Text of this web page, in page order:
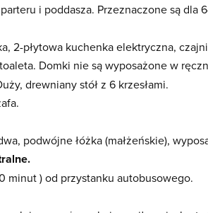
i poddasza. Przeznaczone są dla
2-płytowa kuchenka elektryczna,
Domki nie są wyposażone w
drewniany stół z 6 krzesłami.
podwójne łóżka (małżeńskie),
minut ) od przystanku autobusowego.